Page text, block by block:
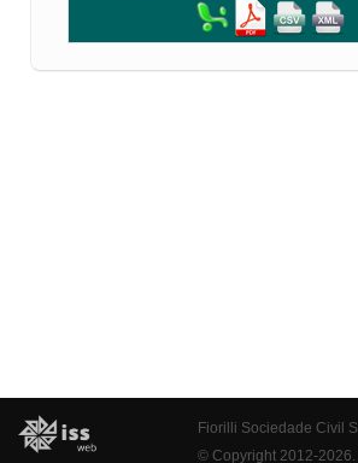
Fiorilli Sociedade Civil
© Copyright 2012-2026.